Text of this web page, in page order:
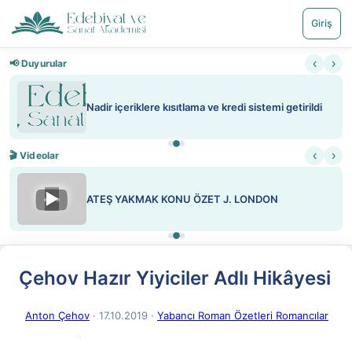
Giriş
📢 Duyurular ‹ ›
Nadir içeriklere kısıtlama ve kredi sistemi getirildi
🎬 Videolar ‹ ›
▶ ATEŞ YAKMAK KONU ÖZET J. LONDON
Çehov Hazır Yiyiciler Adlı Hikâyesi
Anton Çehov · 17.10.2019 · Yabancı Roman Özetleri Romancılar